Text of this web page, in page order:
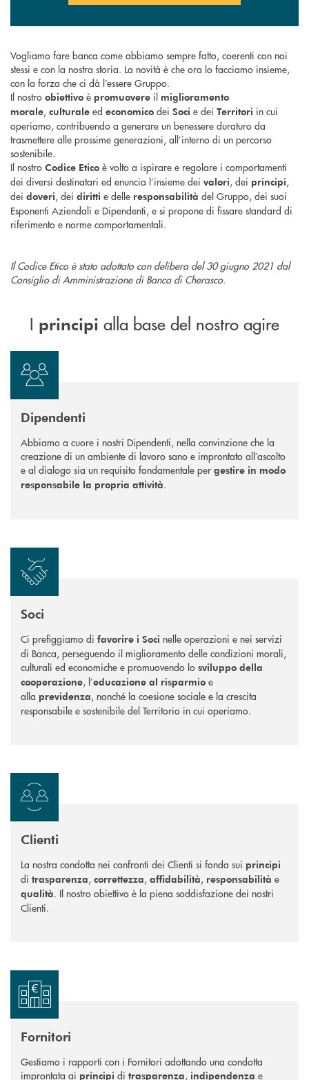
Vogliamo fare banca come abbiamo sempre fatto, coerenti con noi
stessi e con la nostra storia. La novità è che ora lo facciamo insieme,
con la forza che ci dà l’essere Gruppo.
Il nostro obiettivo è promuovere il miglioramento
morale, culturale ed economico dei Soci e dei Territori in cui
operiamo, contribuendo a generare un benessere duraturo da
trasmettere alle prossime generazioni, all’interno di un percorso
sostenibile.
Il nostro Codice Etico è volto a ispirare e regolare i comportamenti
dei diversi destinatari ed enuncia l’insieme dei valori, dei principi,
dei doveri, dei diritti e delle responsabilità del Gruppo, dei suoi
Esponenti Aziendali e Dipendenti, e si propone di fissare standard di
riferimento e norme comportamentali.
Il Codice Etico è stato adottato con delibera del 30 giugno 2021 dal
Consiglio di Amministrazione di Banca di Cherasco.
I principi alla base del nostro agire
Dipendenti
Abbiamo a cuore i nostri Dipendenti, nella convinzione che la
creazione di un ambiente di lavoro sano e improntato all’ascolto
e al dialogo sia un requisito fondamentale per gestire in modo
responsabile la propria attività.
Soci
Ci prefiggiamo di favorire i Soci nelle operazioni e nei servizi
di Banca, perseguendo il miglioramento delle condizioni morali,
culturali ed economiche e promuovendo lo sviluppo della
cooperazione, l’educazione al risparmio e
alla previdenza, nonché la coesione sociale e la crescita
responsabile e sostenibile del Territorio in cui operiamo.
Clienti
La nostra condotta nei confronti dei Clienti si fonda sui principi
di trasparenza, correttezza, affidabilità, responsabilità e
qualità. Il nostro obiettivo è la piena soddisfazione dei nostri
Clienti.
Fornitori
Gestiamo i rapporti con i Fornitori adottando una condotta
improntata ai principi di trasparenza, indipendenza e